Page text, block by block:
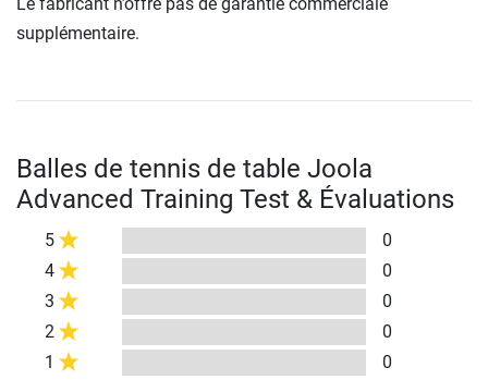
supplémentaire.
Balles de tennis de table Joola
Advanced Training Test & Évaluations
5
0
4
0
3
0
2
0
1
0